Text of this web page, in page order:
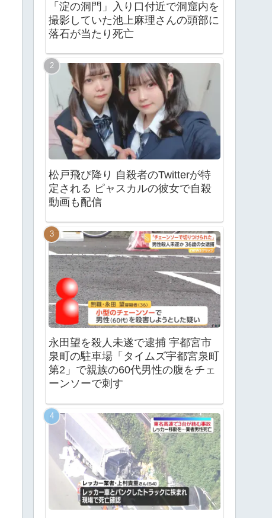
「淀の洞門」入り口付近で洞窟内を
撮影していた池上麻理さんの頭部に
落石が当たり死亡
松戸飛び降り 自殺者のTwitterが特
定される ピャスカルの彼女で自殺
動画も配信
永田望を殺人未遂で逮捕 宇都宮市
泉町の駐車場「タイムズ宇都宮泉町
第2」で親族の60代男性の腹をチェ
ーンソーで刺す